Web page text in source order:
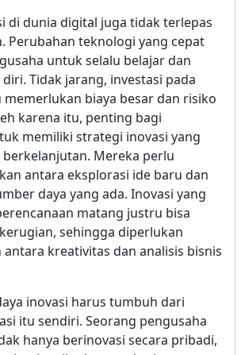
di dunia digital juga tidak terlepas
Perubahan teknologi yang cepat
untuk selalu belajar dan
Tidak jarang, investasi pada
biaya besar dan risiko
karena itu, penting bagi
memiliki strategi inovasi yang
Mereka perlu
antara eksplorasi ide baru dan
daya yang ada. Inovasi yang
matang justru bisa
sehingga diperlukan
antara kreativitas dan analisis bisnis
inovasi harus tumbuh dari
itu sendiri. Seorang pengusaha
hanya berinovasi secara pribadi,